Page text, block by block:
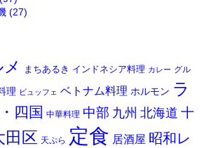
(27)
まちあるき インドネシア料理 カレー グル
理 ビュッフェ ベトナム料理 ホルモン ラ
四国 中華料理 中部 九州 北海道 十
田区 天ぷら 定食 居酒屋 昭和レ